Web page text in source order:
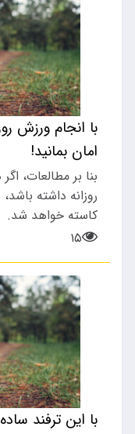
با انجام ورزش
امان بمانید!
کاسته خواهد شد.
۱۵
با این ترفند